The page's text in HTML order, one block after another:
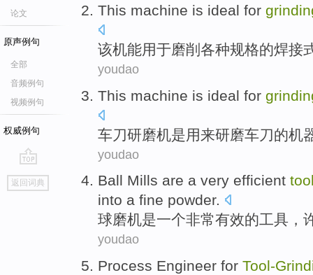
论文
原声例句
全部
音频例句
视频例句
权威例句
go
top
返回词典
This machine is ideal for
该机能用于磨削 各种规格的焊接
youdao
This machine is ideal for
车刀研磨机是用来研磨车刀的机
youdao
Ball Mills are a very efficient
into a fine powder.
球磨机是一个非常有效的工具 ，
youdao
Process Engineer for Tool-